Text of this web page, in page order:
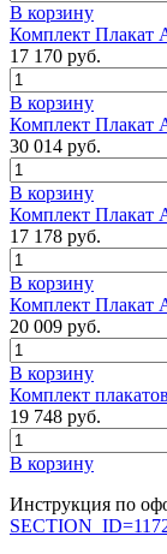
В корзину
Комплект Плакат
17 170 руб.
В корзину
Комплект Плакат
30 014 руб.
В корзину
Комплект Плакат
17 178 руб.
В корзину
Комплект Плакат
20 009 руб.
В корзину
Комплект
19 748 руб.
В корзину
Инструкция по